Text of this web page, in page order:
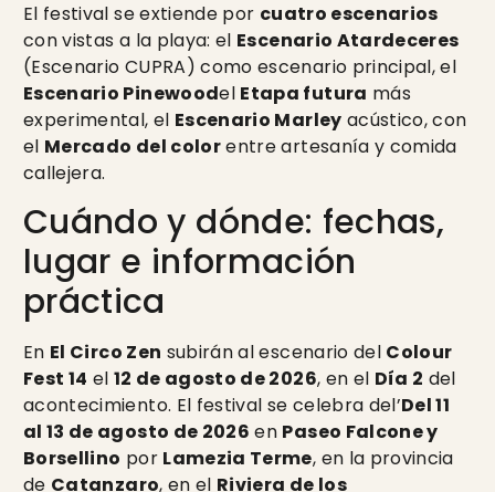
El festival se extiende por cuatro escenarios
con vistas a la playa: el Escenario Atardeceres
(Escenario CUPRA) como escenario principal, el
Escenario Pinewoodel Etapa futura más
experimental, el Escenario Marley acústico, con
el Mercado del colorentre artesanía y comida
callejera.
Cuándo y dónde: fechas,
lugar e información
práctica
En El Circo Zen subirán al escenario del Colour
Fest 14 el 12 de agosto de 2026, en el Día 2 del
acontecimiento. El festival se celebra del’Del 11
al 13 de agosto de 2026 en Paseo Falcone y
Borsellino por Lamezia Terme, en la provincia
de Catanzaro, en el Riviera de los